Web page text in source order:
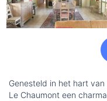
Genesteld in het hart
Le Chaumont een